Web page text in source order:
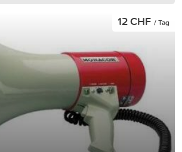
12 CHF / Tag